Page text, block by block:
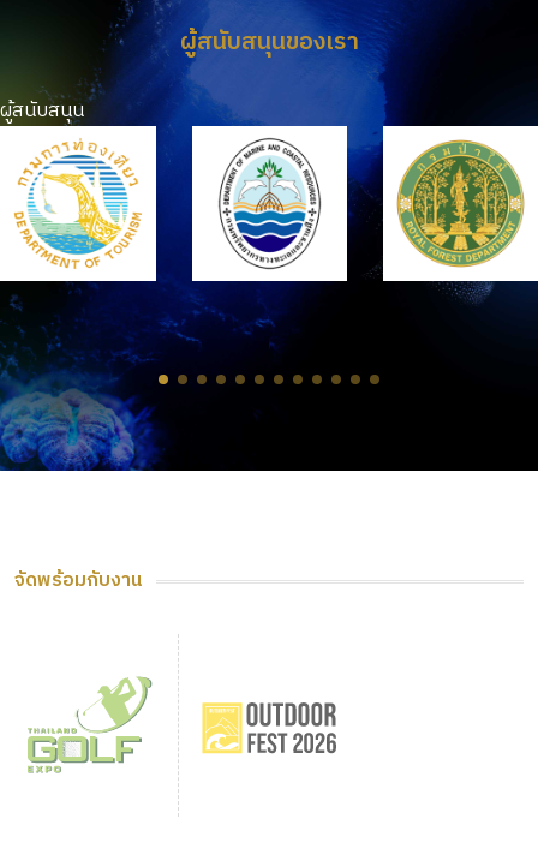
ผู้สนับสนุนของเรา
ผู้สนับสนุน
จัดพร้อมกับงาน